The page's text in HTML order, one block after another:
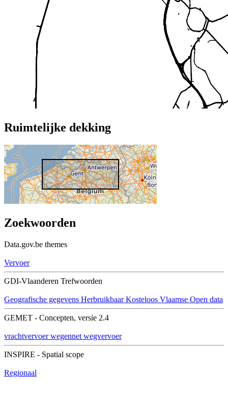
Ruimtelijke dekking
Zoekwoorden
Data.gov.be themes
Vervoer
GDI-Vlaanderen Trefwoorden
Geografische gegevens Herbruikbaar Kosteloos Vlaamse Open data
GEMET - Concepten, versie 2.4
vrachtvervoer wegennet wegvervoer
INSPIRE - Spatial scope
Regionaal